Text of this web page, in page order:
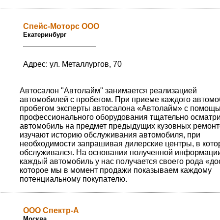
Спейс-Моторс ООО
Екатеринбург
Адрес: ул. Металлургов, 70
Автосалон "Автолайм" занимается реализацией
автомобилей с пробегом. При приеме каждого
пробегом эксперты автосалона «Автолайм» с
профессионального оборудования тщательно
автомобиль на предмет предыдущих кузовных
изучают историю обслуживания автомобиля, при
необходимости запрашивая дилерские центры, в
обслуживался. На основании полученной
каждый автомобиль у нас получается своего рода
которое мы в момент продажи показываем каждому
потенциальному покупателю.
ООО Спектр-А